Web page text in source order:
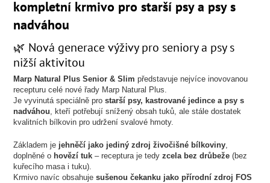
kompletní krmivo pro starší psy a psy s
nadváhou
🌿 Nová generace výživy pro seniory a psy s
nižší aktivitou
Marp Natural Plus Senior & Slim představuje nejvíce inovovanou
recepturu celé nové řady Marp Natural Plus.
Je vyvinutá speciálně prostarší psy, kastrované jedince a psy s
nadváhou, kteří potřebují snížený obsah tuků, ale stále dostatek
kvalitních bílkovin pro udržení svalové hmoty.
Základem je jehněčí jako jediný zdroj živočišné bílkoviny,
doplněné o hovězí tuk – receptura je tedyzcela bez drůbeže (bez
kuřecího masa i tuku).
Krmivo navíc obsahujesušenou čekanku jako přírodní zdroj FOS